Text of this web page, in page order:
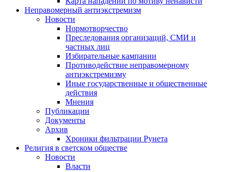
Неправомерный антиэкстремизм
Новости
Нормотворчество
Преследования организаций, СМИ и
частных лиц
Избирательные кампании
Противодействие неправомерному
антиэкстремизму
Иные государственные и общественные
действия
Мнения
Публикации
Документы
Архив
Хроники фильтрации Рунета
Религия в светском обществе
Новости
Власти